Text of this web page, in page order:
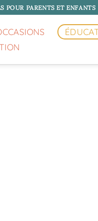
POUR PARENTS ET ENFANTS